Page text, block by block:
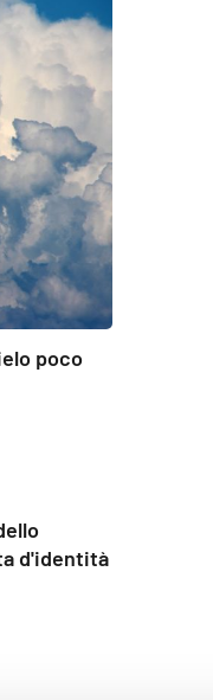
poco
d'identità